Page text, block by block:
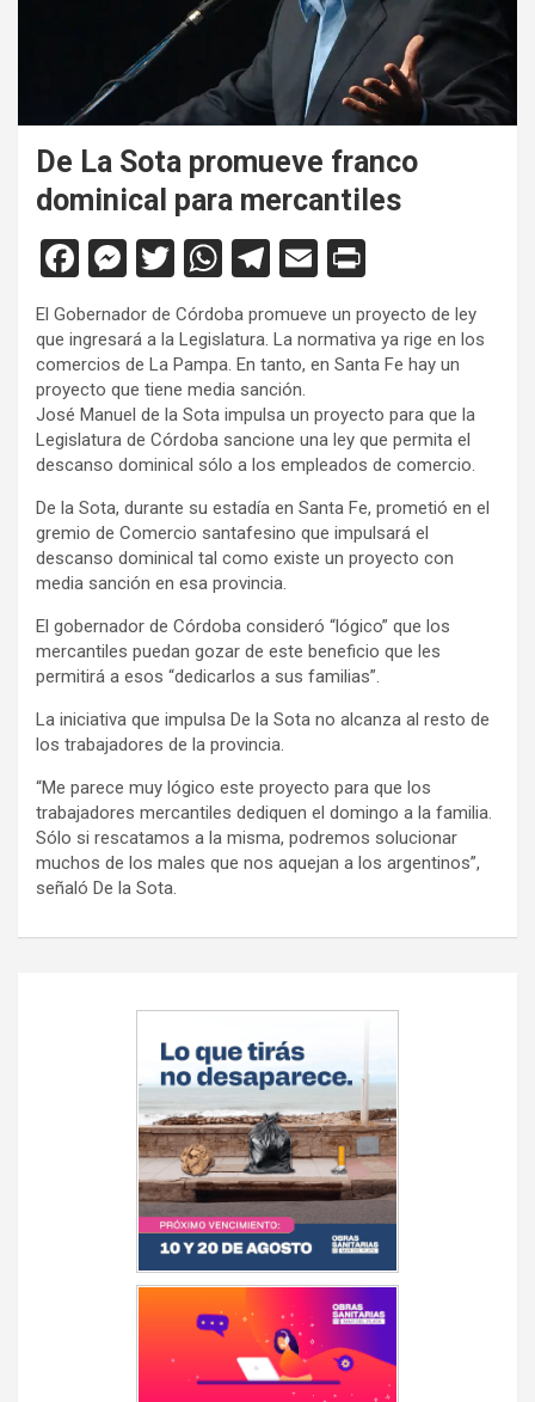
De La Sota promueve franco
dominical para mercantiles
F
ce
b
o
o
M
es
se
n
g
er
T
wi
tt
er
W
h
at
s
A
p
T
e
gr
a
m
E
ail tF
ri
e
n
y
El Gobernador de Córdoba promueve un proyecto de ley
que ingresará a la Legislatura. La normativa ya rige en los
comercios de La Pampa. En tanto, en Santa Fe hay un
proyecto que tiene media sanción.
José Manuel de la Sota impulsa un proyecto para que la
Legislatura de Córdoba sancione una ley que permita el
descanso dominical sólo a los empleados de comercio.
De la Sota, durante su estadía en Santa Fe, prometió en el
gremio de Comercio santafesino que impulsará el
descanso dominical tal como existe un proyecto con
media sanción en esa provincia.
El gobernador de Córdoba consideró “lógico” que los
mercantiles puedan gozar de este beneficio que les
permitirá a esos “dedicarlos a sus familias”.
La iniciativa que impulsa De la Sota no alcanza al resto de
los trabajadores de la provincia.
“Me parece muy lógico este proyecto para que los
trabajadores mercantiles dediquen el domingo a la familia.
Sólo si rescatamos a la misma, podremos solucionar
muchos de los males que nos aquejan a los argentinos”,
señaló De la Sota.